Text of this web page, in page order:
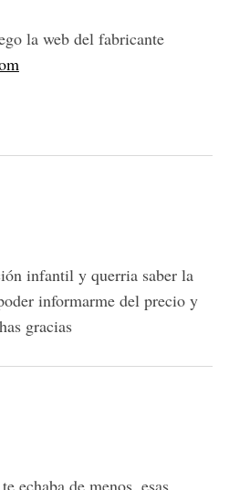
la web del fabricante
infantil y querria saber la
informarme del precio y
gracias
echaba de menos, esas